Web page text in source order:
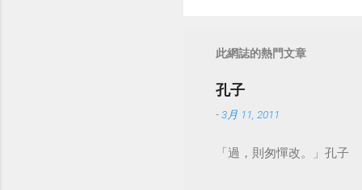
此網誌的熱門文章
孔子
-3月 11, 2011
「過，則匆憚改。」孔子